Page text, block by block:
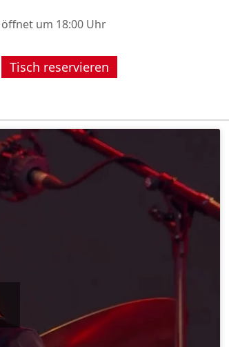
öffnet um 18:00 Uhr
Tisch reservieren